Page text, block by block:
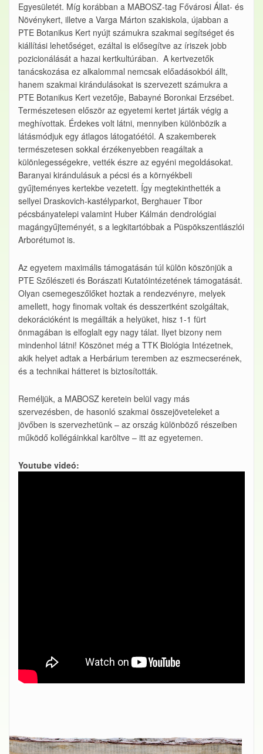
Egyesületét. Míg korábban a MABOSZ-tag Fővárosi Állat- és
Növénykert, illetve a Varga Márton szakiskola, újabban a
PTE Botanikus Kert nyújt számukra szakmai segítséget és
kiállítási lehetőséget, ezáltal is elősegítve az íriszek jobb
pozicionálását a hazai kertkultúrában. A kertvezetők
tanácskozása ez alkalommal nemcsak előadásokból állt,
hanem szakmai kirándulásokat is szervezett számukra a
PTE Botanikus Kert vezetője, Babayné Boronkai Erzsébet.
Természetesen először az egyetemi kertet járták végig a
meghívottak. Érdekes volt látni, mennyiben különbözik a
látásmódjuk egy átlagos látogatóétól. A szakemberek
természetesen sokkal érzékenyebben reagáltak a
különlegességekre, vették észre az egyéni megoldásokat.
Baranyai kirándulásuk a pécsi és a környékbeli
gyűjteményes kertekbe vezetett. Így megtekinthették a
sellyei Draskovich-kastélyparkot, Berghauer Tibor
pécsbányatelepi valamint Huber Kálmán dendrológiai
magángyűjteményét, s a legkitartóbbak a Püspökszentlászlói
Arborétumot is.
Az egyetem maximális támogatásán túl külön köszönjük a
PTE Szőlészeti és Borászati Kutatóintézetének támogatását.
Olyan csemegeszőlőket hoztak a rendezvényre, melyek
amellett, hogy finomak voltak és desszertként szolgáltak,
dekorációként is megállták a helyüket, hisz 1-1 fürt
önmagában is elfoglalt egy nagy tálat. Ilyet bizony nem
mindenhol látni! Köszönet még a TTK Biológia Intézetnek,
akik helyet adtak a Herbárium teremben az eszmecserének,
és a technikai hátteret is biztosították.
Reméljük, a MABOSZ keretein belül vagy más
szervezésben, de hasonló szakmai összejöveteleket a
jövőben is szervezhetünk – az ország különböző részeiben
működő kollégáinkkal karöltve – itt az egyetemen.
Youtube videó: